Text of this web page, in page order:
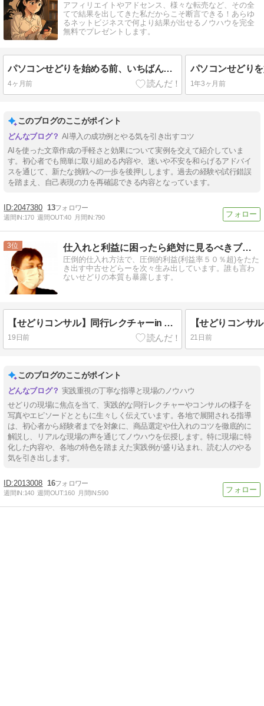
アフィリエイトやアドセンス、様々な転売など、その全
てで結果を出してきた私だからこそ断言できる！あらゆ
るネットビジネスで何より結果が出せるノウハウを完全
無料でプレゼントします。
パソコンせどりを始める前、いちばん怖かったこと
4ヶ月前 1年3ヶ月前
このブログのここがポイント
AI導入の成功例とやる気を引き出すコツ
AIを使った文章作成の手軽さと効果について実例を交えて紹介していま
す。初心者でも簡単に取り組める内容や、迷いや不安を和らげるアドバイ
スを通じて、新たな挑戦への一歩を後押しします。過去の経験や試行錯誤
を踏まえ、自己表現の力を再確認できる内容となっています。
2047380 13
週間IN:170 週間OUT:40 月間IN:790
3 仕入れと利益に困ったら絶対に見るべきブログ！無料相談実施中♪
圧倒的仕入れ方法で、圧倒的利益(利益率５０％超)をたた
き出す中古せどらーを次々生み出しています。誰も言わ
ないせどりの本質も暴露します。
【せどりコンサル】同行レクチャーin 宇都宮
19日前 21日前
このブログのここがポイント
実践重視の丁寧な指導と現場のノウハウ
せどりの現場に焦点を当て、実践的な同行レクチャーやコンサルの様子を
写真やエピソードとともに生々しく伝えています。各地で展開される指導
は、初心者から経験者までを対象に、商品選定や仕入れのコツを徹底的に
解説し、リアルな現場の声を通じてノウハウを伝授します。特に現場に特
化した内容や、各地の特色を踏まえた実践例が盛り込まれ、読む人のやる
気を引き出します。
2013008 16
週間IN:140 週間OUT:160 月間IN:590